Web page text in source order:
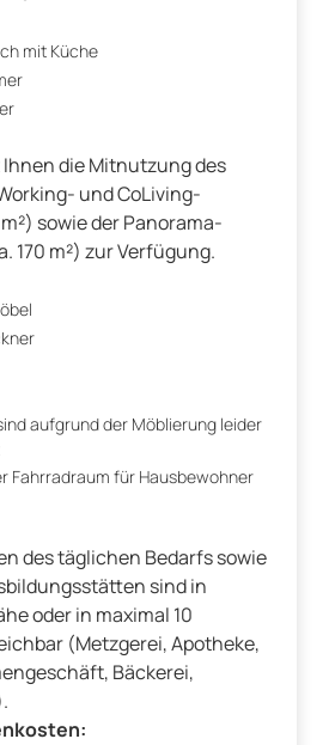
mit Küche
die Mitnutzung des
und CoLiving-
sowie der Panorama-
170 m²) zur Verfügung.
aufgrund der Möblierung leider
Fahrradraum für Hausbewohner
des täglichen Bedarfs sowie
sind in
oder in maximal 10
(Metzgerei, Apotheke,
Bäckerei,